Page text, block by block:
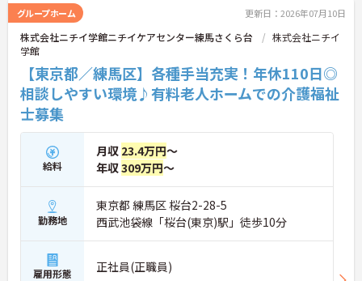
「保育利用手当」など、仕事と子育ての両立を強力
にバックアップしています。 また、資格取得を目指
せる支援制度（会社負担やキャッシュバック）が整
っており、スキルアップやキャリアアップ（サービ
ス提供責任者、管理者など）に向けた段階的な研修
も豊富です。日々の頑張りは手当や賃金制度でしっ
かりと評価されるため、高いモチベーションを保ち
ながら長く安心して働ける環境です。
＜お持ちの資格や経験を正当に評価する給与＞
・資格手当や時間帯別手当で日々の頑張りをしっか
り還元します
・勤続年数に応じた手当があり長期的な就業モチベ
ーションを維持できます
・大手法人ならではの明確な評価軸で着実なステッ
プアップが可能です
＜ライフステージの変化に寄り添う各種手当＞
・お子様を持つ方向けの手当でご家庭との両立をバ
ックアップ♪
グループホーム 更新日：2026年07月10日
株式会社ニチイ学館ニチイケアセンター練馬さくら台
株式会社ニチイ
学館
【東京都／練馬区】各種手当充実！年休110日◎
相談しやすい環境♪有料老人ホームでの介護福祉
士募集
給料
月収 23.4万円～
年収309万円～
勤務地
東京都 練馬区 桜台2-28-5
西武池袋線「桜台(東京)駅」徒歩10分
雇用形態 正社員(正職員)